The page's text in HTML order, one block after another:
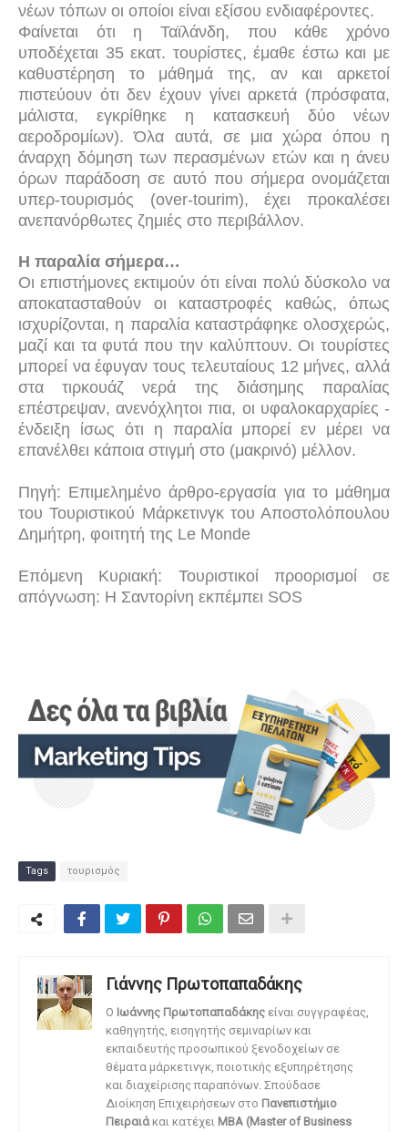
νέων τόπων οι οποίοι είναι εξίσου ενδιαφέροντες.
Φαίνεται ότι η Ταϊλάνδη, που κάθε χρόνο
υποδέχεται 35 εκατ. τουρίστες, έμαθε έστω και με
καθυστέρηση το μάθημά της, αν και αρκετοί
πιστεύουν ότι δεν έχουν γίνει αρκετά (πρόσφατα,
μάλιστα, εγκρίθηκε η
κατασκευή δύο νέων
αεροδρομίων). Όλα αυτά, σε μια χώρα όπου η
άναρχη δόμηση των περασμένων ετών και η άνευ
όρων παράδοση σε αυτό που σήμερα ονομάζεται
υπερ-τουρισμός (over-tourim), έχει προκαλέσει
ανεπανόρθωτες ζημιές στο περιβάλλον.
Η παραλία σήμερα…
Οι επιστήμονες εκτιμούν ότι είναι πολύ δύσκολο να
αποκατασταθούν οι καταστροφές καθώς, όπως
ισχυρίζονται, η παραλία καταστράφηκε ολοσχερώς,
μαζί και τα φυτά που την καλύπτουν. Οι τουρίστες
μπορεί να έφυγαν τους τελευταίους 12 μήνες, αλλά
στα τιρκουάζ νερά της διάσημης παραλίας
επέστρεψαν, ανενόχλητοι πια, οι υφαλοκαρχαρίες -
ένδειξη ίσως ότι η παραλία μπορεί εν μέρει να
επανέλθει κάποια στιγμή στο (μακρινό) μέλλον.
Πηγή: Επιμελημένο άρθρο-εργασία για το μάθημα
του Τουριστικού Μάρκετινγκ του Αποστολόπουλου
Δημήτρη, φοιτητή της Le Monde
Επόμενη Κυριακή: Τουριστικοί προορισμοί σε
απόγνωση: Η Σαντορίνη εκπέμπει SOS
Tags τουρισμός
Γιάννης Πρωτοπαπαδάκης
O Ιωάννης Πρωτοπαπαδάκης είναι συγγραφέας,
καθηγητής, εισηγητής σεμιναρίων και
εκπαιδευτής προσωπικού ξενοδοχείων σε
θέματα μάρκετινγκ, ποιοτικής εξυπηρέτησης
και διαχείρισης παραπόνων. Σπούδασε
Διοίκηση Επιχειρήσεων στο Πανεπιστήμιο
Πειραιά και κατέχει MBA (Master of Business